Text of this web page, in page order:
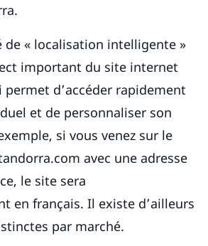
de « localisation intelligente »
important du site internet
d’accéder rapidement
et de personnaliser son
si vous venez sur le
avec une adresse
le site sera
en français. Il existe d’ailleurs
par marché.